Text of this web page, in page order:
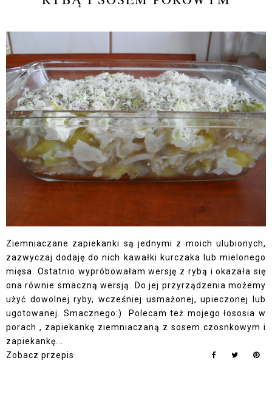
Ziemniaczane zapiekanki są jednymi z moich ulubionych,
zazwyczaj dodaję do nich kawałki kurczaka lub mielonego
mięsa. Ostatnio wypróbowałam wersję z rybą i okazała się
ona równie smaczną wersją. Do jej przyrządzenia możemy
użyć dowolnej ryby, wcześniej usmażonej, upieczonej lub
ugotowanej. Smacznego:) Polecam też mojego łososia w
porach , zapiekankę ziemniaczaną z sosem czosnkowym i
zapiekankę...
Zobacz przepis